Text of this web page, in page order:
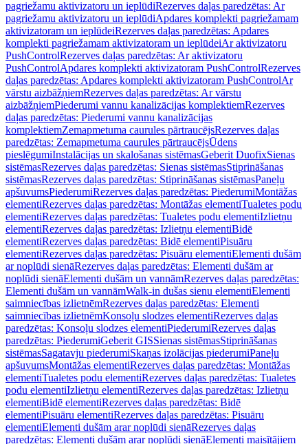
pagriežamu aktivizatoru un ieplūdiRezerves daļas paredzētas: Ar
pagriežamu aktivizatoru un ieplūdiApdares komplekti pagriežamam
aktivizatoram un ieplūdeiRezerves daļas paredzētas: Apdares
komplekti pagriežamam aktivizatoram un ieplūdeiAr aktivizatoru
PushControlRezerves daļas paredzētas: Ar aktivizatoru
PushControlApdares komplekti aktivizatoram PushControlRezerves
daļas paredzētas: Apdares komplekti aktivizatoram PushControlAr
vārstu aizbāžņiemRezerves daļas paredzētas: Ar vārstu
aizbāžņiemPiederumi vannu kanalizācijas komplektiemRezerves
daļas paredzētas: Piederumi vannu kanalizācijas
komplektiemZemapmetuma caurules pārtraucējsRezerves daļas
paredzētas: Zemapmetuma caurules pārtraucējsŪdens
pieslēgumiInstalācijas un skalošanas sistēmasGeberit DuofixSienas
sistēmasRezerves daļas paredzētas: Sienas sistēmasStiprināšanas
sistēmasRezerves daļas paredzētas: Stiprināšanas sistēmasPaneļu
apšuvumsPiederumiRezerves daļas paredzētas: PiederumiMontāžas
elementiRezerves daļas paredzētas: Montāžas elementiTualetes podu
elementiRezerves daļas paredzētas: Tualetes podu elementiIzlietņu
elementiRezerves daļas paredzētas: Izlietņu elementiBidē
elementiRezerves daļas paredzētas: Bidē elementiPisuāru
elementiRezerves daļas paredzētas: Pisuāru elementiElementi dušām
ar noplūdi sienāRezerves daļas paredzētas: Elementi dušām ar
noplūdi sienāElementi dušām un vannāmRezerves daļas paredzētas:
Elementi dušām un vannāmWalk-in dušas sienu elementiElementi
saimniecības izlietnēmRezerves daļas paredzētas: Elementi
saimniecības izlietnēmKonsoļu slodzes elementiRezerves daļas
paredzētas: Konsoļu slodzes elementiPiederumiRezerves daļas
paredzētas: PiederumiGeberit GISSienas sistēmasStiprināšanas
sistēmasSagatavju piederumiSkaņas izolācijas piederumiPaneļu
apšuvumsMontāžas elementiRezerves daļas paredzētas: Montāžas
elementiTualetes podu elementiRezerves daļas paredzētas: Tualetes
podu elementiIzlietņu elementiRezerves daļas paredzētas: Izlietņu
elementiBidē elementiRezerves daļas paredzētas: Bidē
elementiPisuāru elementiRezerves daļas paredzētas: Pisuāru
elementiElementi dušām arar noplūdi sienāRezerves daļas
paredzētas: Elementi dušām arar noplūdi sienāElementi maisītājiem